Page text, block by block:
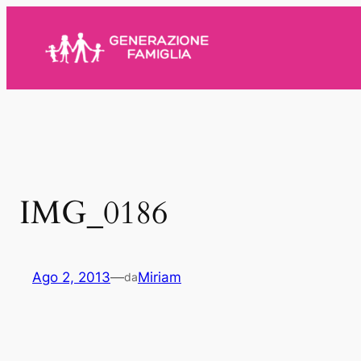
contenuto
IMG_0186
Ago 2, 2013—daMiriam